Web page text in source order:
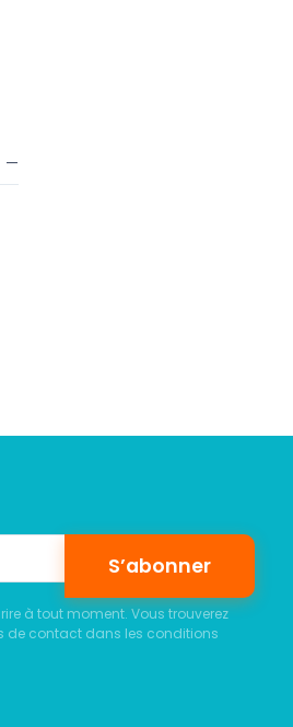
—
S’abonner
à tout moment. Vous trouverez
de contact dans les conditions